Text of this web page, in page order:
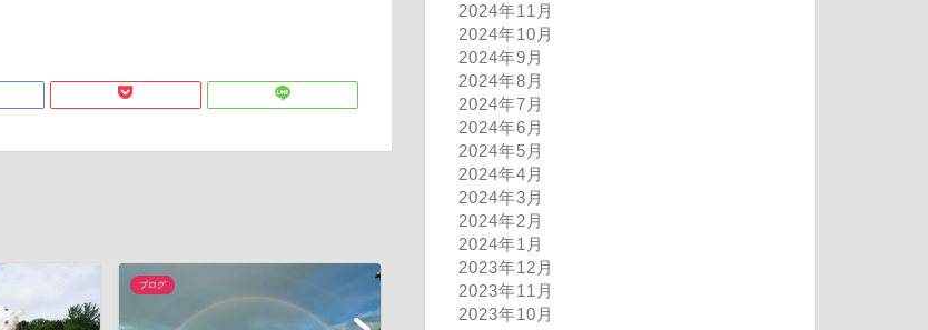
ブログ
2024年11月
2024年10月
2024年9月
2024年8月
2024年7月
2024年6月
2024年5月
2024年4月
2024年3月
2024年2月
2024年1月
2023年12月
2023年11月
2023年10月